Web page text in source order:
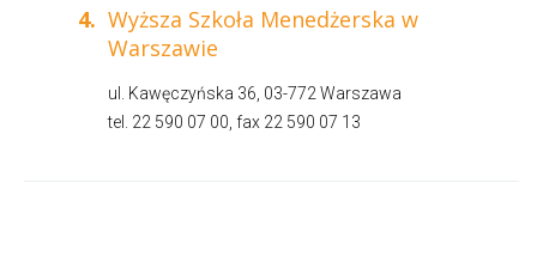
4. Wyższa Szkoła Menedżerska w
Warszawie
ul. Kawęczyńska 36, 03-772 Warszawa
tel. 22 590 07 00, fax 22 590 07 13